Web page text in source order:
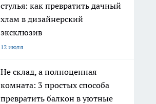
стулья: как превратить дачный
хлам в дизайнерский
эксклюзив
12 июля
Не склад, а полноценная
комната: 3 простых способа
превратить балкон в уютные